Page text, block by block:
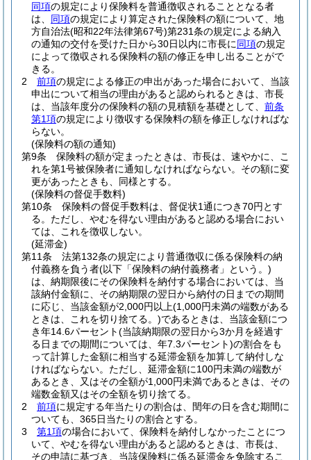
同項の規定により保険料を普通徴収されることとなる者
は、 同項の規定により算定された保険料の額について、地
方自治法(昭和22年法律第67号)第231条の規定による納入
の通知の交付を受けた日から30日以内に市長に同項の規定
によって徴収される保険料の額の修正を申し出ることがで
きる。
2
前項の規定による修正の申出があった場合において、当該
申出について相当の理由があると認められるときは、市長
は、当該年度分の保険料の額の見積額を基礎として、 前条
第1項の規定により徴収する保険料の額を修正しなければな
らない。
(保険料の額の通知)
第9条
保険料の額が定まったときは、市長は、速やかに、こ
れを第1号被保険者に通知しなければならない。 その額に変
更があったときも、同様とする。
(保険料の督促手数料)
第10条
保険料の督促手数料は、督促状1通につき70円とす
る。 ただし、やむを得ない理由があると認める場合におい
ては、これを徴収しない。
(延滞金)
第11条
法第132条の規定により普通徴収に係る保険料の納
付義務を負う者(以下「保険料の納付義務者」という。)
は、納期限後にその保険料を納付する場合においては、当
該納付金額に、その納期限の翌日から納付の日までの期間
に応じ、当該金額が2,000円以上(1,000円未満の端数がある
ときは、これを切り捨てる。)であるときは、当該金額につ
き年14.6パーセント(当該納期限の翌日から3か月を経過す
る日までの期間については、年7.3パーセント)の割合をも
って計算した金額に相当する延滞金額を加算して納付しな
ければならない。 ただし、延滞金額に100円未満の端数が
あるとき、又はその全額が1,000円未満であるときは、その
端数金額又はその全額を切り捨てる。
2
前項に規定する年当たりの割合は、閏年の日を含む期間に
ついても、365日当たりの割合とする。
3
第1項の場合において、保険料を納付しなかったことにつ
いて、やむを得ない理由があると認めるときは、市長は、
その申請に基づき、当該保険料に係る延滞金を免除するこ